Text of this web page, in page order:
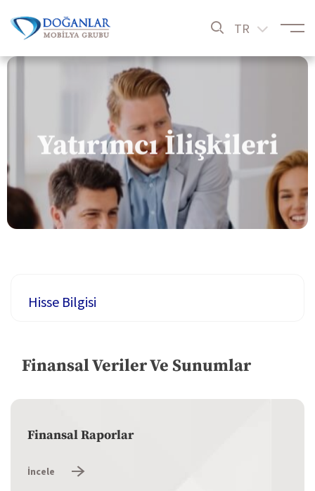
TR
Yatırımcı İlişkileri
Hisse Bilgisi
Kurumsal Yönetim
Özel Durum Açıklamaları
Yatırımcı Takvimi
Finansal Veriler Ve Sunumlar
Finansal Raporlar
İncele